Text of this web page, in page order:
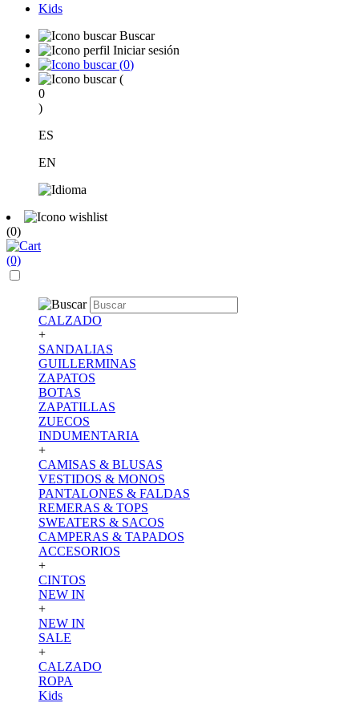
Kids
Buscar
Iniciar sesión
(0)
(
0
)
ES
EN
(0)
(0)
CALZADO
+
SANDALIAS
GUILLERMINAS
ZAPATOS
BOTAS
ZAPATILLAS
ZUECOS
INDUMENTARIA
+
CAMISAS & BLUSAS
VESTIDOS & MONOS
PANTALONES & FALDAS
REMERAS & TOPS
SWEATERS & SACOS
CAMPERAS & TAPADOS
ACCESORIOS
+
CINTOS
NEW IN
+
NEW IN
SALE
+
CALZADO
ROPA
Kids